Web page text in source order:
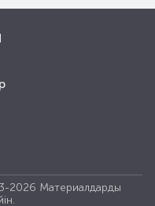
2026 Материалдарды